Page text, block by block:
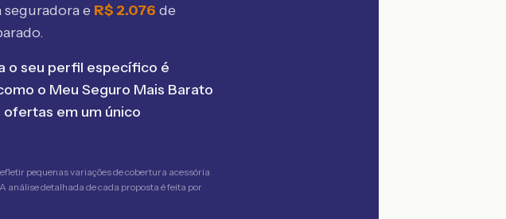
seguradora e R$ 2.076 de
o seu perfil específico é
o Meu Seguro Mais Barato
em um único
pequenas variações de cobertura acessória
análise detalhada de cada proposta é feita por